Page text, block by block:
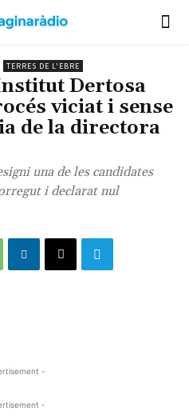
TERRES DE L'EBRE
Dertosa
viciat i sense
de la directora
una de les candidates
i declarat nul
-
-